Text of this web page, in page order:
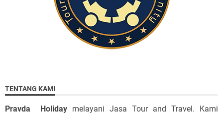
TENTANG KAMI
Pravda Holiday melayani Jasa Tour and Travel. Kami